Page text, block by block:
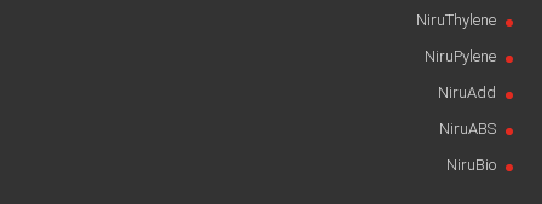
NiruThylene
NiruPylene
NiruAdd
NiruABS
NiruBio